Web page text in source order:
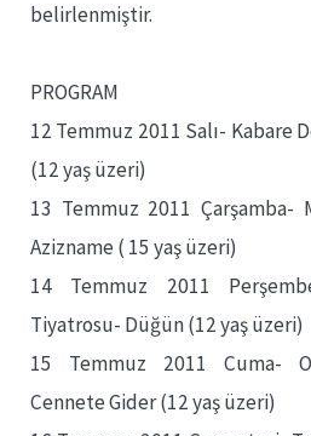
belirlenmiştir.
PROGRAM
12 Temmuz 2011 Salı- Kabare
(12 yaş üzeri)
13 Temmuz 2011 Çarşamba-
Azizname ( 15 yaş üzeri)
14 Temmuz 2011
Tiyatrosu- Düğün (12 yaş üzeri)
15 Temmuz 2011 Cuma-
Cennete Gider (12 yaş üzeri)